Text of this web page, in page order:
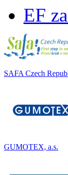
EF
SAFA Czech
GUMOTEX, a.s.